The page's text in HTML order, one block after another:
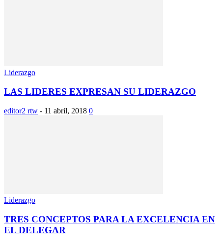
Liderazgo
LAS LIDERES EXPRESAN SU LIDERAZGO
editor2 rtw - 11 abril, 2018 0
Liderazgo
TRES CONCEPTOS PARA LA EXCELENCIA EN
EL DELEGAR